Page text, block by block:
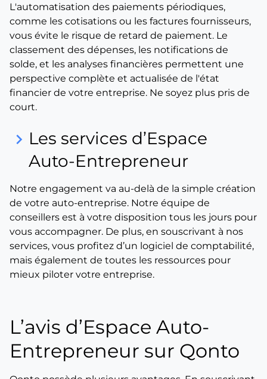
L'automatisation des paiements périodiques,
comme les cotisations ou les factures fournisseurs,
vous évite le risque de retard de paiement. Le
classement des dépenses, les notifications de
solde, et les analyses financières permettent une
perspective complète et actualisée de l'état
financier de votre entreprise. Ne soyez plus pris de
court.
keyboard_arrow_right Les services d’Espace
Auto-Entrepreneur
Notre engagement va au-delà de la simple création
de votre auto-entreprise. Notre équipe de
conseillers est à votre disposition tous les jours pour
vous accompagner. De plus, en souscrivant à nos
services, vous profitez d’un logiciel de comptabilité,
mais également de toutes les ressources pour
mieux piloter votre entreprise.
L’avis d’Espace Auto-
Entrepreneur sur Qonto